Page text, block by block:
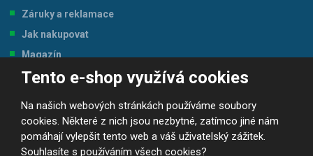
Tento e-shop využívá cookies
Na našich webových stránkách používáme soubory
cookies. Některé z nich jsou nezbytné, zatímco jiné nám
pomáhají vylepšit tento web a váš uživatelský zážitek.
Souhlasíte s používáním všech cookies?
Záruky a reklamace
Jak nakupovat
Magazín
Tabulka velikostí